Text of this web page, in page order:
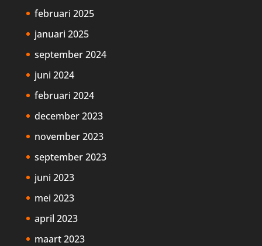
februari 2025
januari 2025
september 2024
juni 2024
februari 2024
december 2023
november 2023
september 2023
juni 2023
mei 2023
april 2023
maart 2023